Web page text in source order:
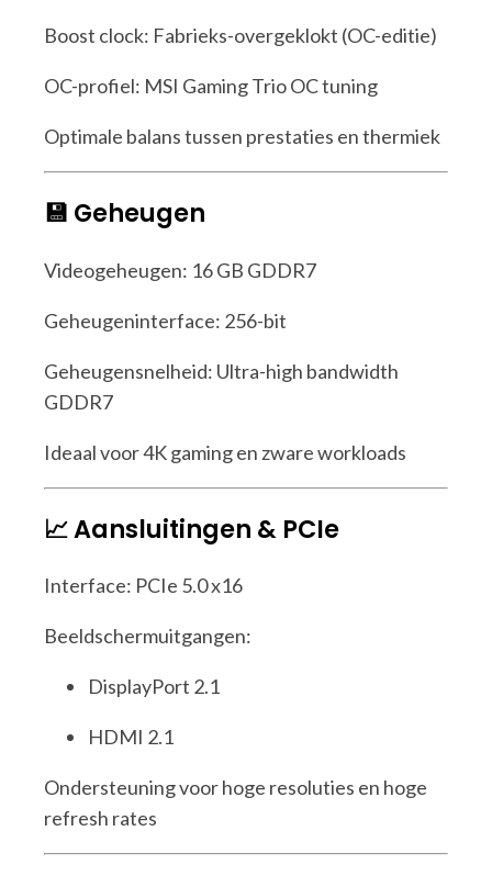
Boost clock: Fabrieks-overgeklokt (OC-editie)
OC-profiel: MSI Gaming Trio OC tuning
Optimale balans tussen prestaties en thermiek
💾 Geheugen
Videogeheugen: 16 GB GDDR7
Geheugeninterface: 256-bit
Geheugensnelheid: Ultra-high bandwidth
GDDR7
Ideaal voor 4K gaming en zware workloads
📈 Aansluitingen & PCIe
Interface: PCIe 5.0 x16
Beeldschermuitgangen:
DisplayPort 2.1
HDMI 2.1
Ondersteuning voor hoge resoluties en hoge
refresh rates